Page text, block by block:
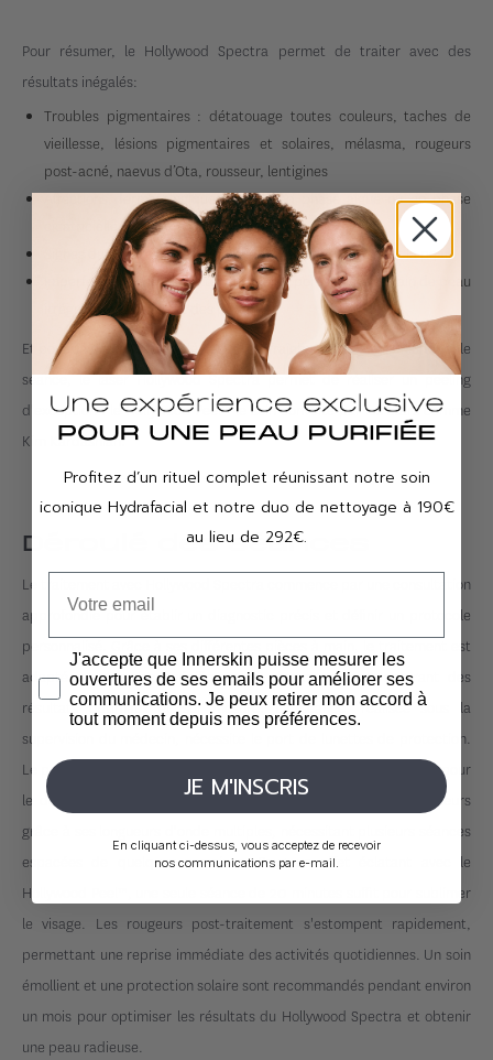
Pour résumer, le Hollywood Spectra permet de traiter avec des
résultats inégalés:
Troubles pigmentaires : détatouage toutes couleurs, taches de
vieillesse, lésions pigmentaires et solaires, mélasma, rougeurs
post-acné, naevus d’Ota, rousseur, lentigines
Affections dermatologiques : acné en phase aiguë ou en phase
Signes du vieillissement : rides ou ridules pour remodeler la peau
Imperfections cutanées : teint brouillé, pores dilatés, grain de peau
irrégulier, blanchiment des poils
Et pour un pour un coup d'éclat et une fraîcheur du visage en une seule
séance, le laser Hollywood Spectra permet de réaliser un peeling
d'exception : le Hollywood Peel™ le soin convoité par les stars comme
Kim Kardashian.
Déroulé des séances
Le traitement avec Hollywood Spectra commence par une consultation
approfondie pour établir un diagnostic précis et définir un protocole
personnalisé. Grâce à ses différentes pièces à main, le traitement est
adapté aux besoins spécifiques de chaque patient, assurant des
résultats optimaux et sur mesure. La séance, réalisée sous la
supervision du médecin, nécessite le port de lunettes de protection.
Le protocole varie selon les objectifs du traitement. Par exemple, pour
le détatouage, le laser détruit les pigments de toutes les couleurs
grâce à ses longueurs d'onde multiples, nécessitant plusieurs séances
espacées de quelques semaines. Pour un effet éclatant avec le
Hollywood Peel™, une seule séance de 20 minutes suffit pour sublimer
le visage. Les rougeurs post-traitement s'estompent rapidement,
permettant une reprise immédiate des activités quotidiennes. Un soin
émollient et une protection solaire sont recommandés pendant environ
un mois pour optimiser les résultats du Hollywood Spectra et obtenir
une peau radieuse.
Profitez d’un rituel complet réunissant notre soin
iconique Hydrafacial et notre duo de nettoyage à 190€
au lieu de 292€.
J'accepte que Innerskin puisse mesurer les
ouvertures de ses emails pour améliorer ses
communications. Je peux retirer mon accord à
tout moment depuis mes préférences.
JE M'INSCRIS
En cliquant ci-dessus, vous acceptez de recevoir
nos communications par e-mail.